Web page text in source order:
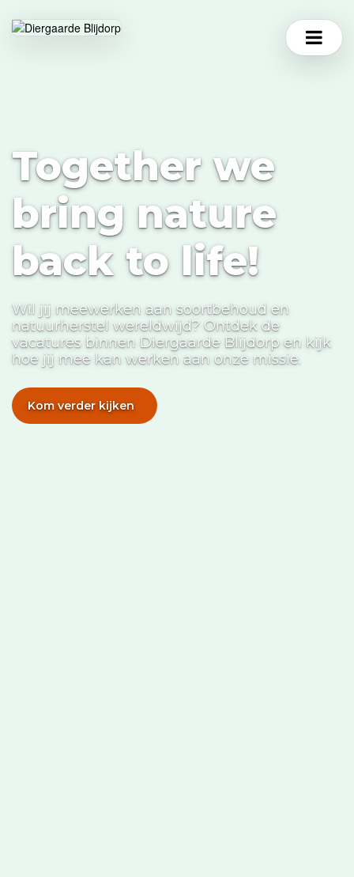
Together we
bring nature
back to life!
Wil jij meewerken aan soortbehoud en
natuurherstel wereldwijd? Ontdek de
vacatures binnen Diergaarde Blijdorp en kijk
hoe jij mee kan werken aan onze missie.
Kom verder kijken